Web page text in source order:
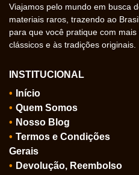
Viajamos pelo mundo em busca
materiais raros, trazendo ao
para que você pratique com
clássicos e às tradições originais.
INSTITUCIONAL
Início
Quem Somos
Nosso Blog
Termos e Condições
Gerais
Devolução, Reembolso